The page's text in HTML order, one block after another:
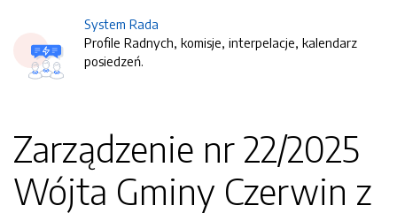
System Rada
Profile Radnych, komisje, interpelacje, kalendarz
posiedzeń.
Zarządzenie nr 22/2025
Wójta Gminy Czerwin z